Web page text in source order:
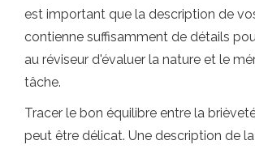
est important que la description de
contienne suffisamment de détails
au réviseur d'évaluer la nature et le
tâche.
Tracer le bon équilibre entre la
peut être délicat. Une description de